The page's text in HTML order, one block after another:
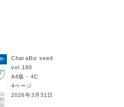
CharaBiz seed
vol.180
A4版・4C
4ページ
2026年3月31日